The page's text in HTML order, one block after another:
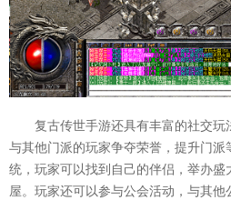
复古传世手游还具有丰富的社交玩
与其他门派的玩家争夺荣誉，提升门
统，玩家可以找到自己的伴侣，举办
屋。玩家还可以参与公会活动，与其